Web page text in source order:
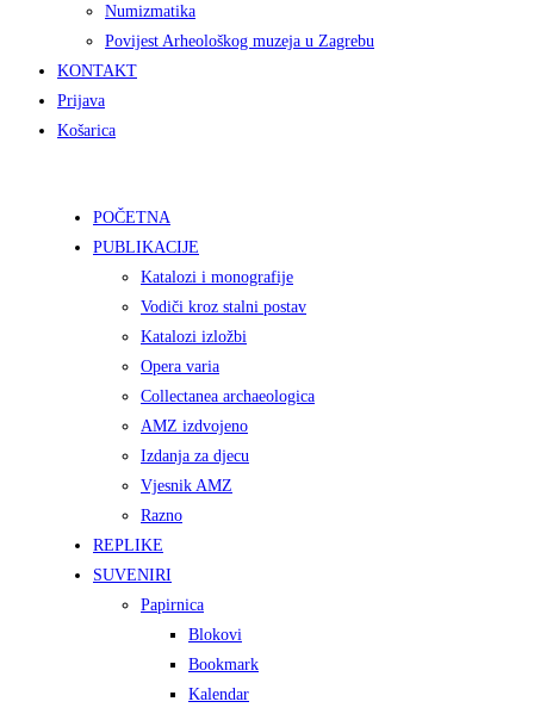
Numizmatika
Povijest Arheološkog muzeja u Zagrebu
KONTAKT
Prijava
Košarica
POČETNA
PUBLIKACIJE
Katalozi i monografije
Vodiči kroz stalni postav
Katalozi izložbi
Opera varia
Collectanea archaeologica
AMZ izdvojeno
Izdanja za djecu
Vjesnik AMZ
Razno
REPLIKE
SUVENIRI
Papirnica
Blokovi
Bookmark
Kalendar